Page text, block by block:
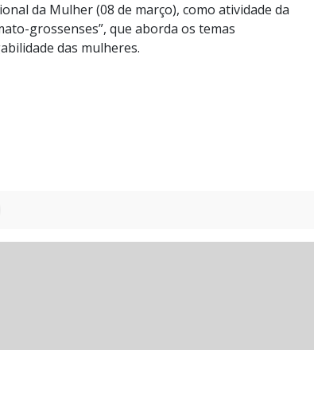
da Mulher (08 de março), como atividade da
grossenses”, que aborda os temas
das mulheres.